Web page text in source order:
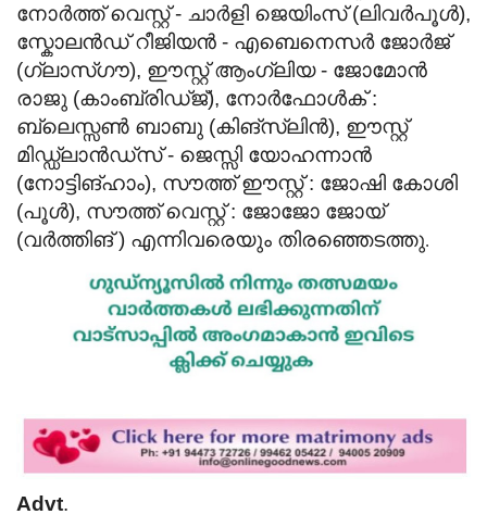
നോർത്ത് വെസ്റ്റ് - ചാർളി ജെയിംസ് (ലിവർപൂൾ),
സ്കോലൻഡ് റീജിയൻ - എബെനെസർ ജോർജ്
(ഗ്ലാസ്ഗൗ), ഈസ്റ്റ്‌ ആംഗ്ലിയ - ജോമോൻ
രാജു (കാംബ്രിഡ്ജ്), നോർഫോൾക് :
ബ്ലെസ്സൺ ബാബു (കിങ്സ്ലിൻ), ഈസ്റ്റ്‌
മിഡ്ഡ്ലാൻഡ്സ് - ജെസ്സി യോഹന്നാൻ
(നോട്ടിങ്ഹാം), സൗത്ത് ഈസ്റ്റ്‌ : ജോഷി കോശി
(പൂൾ), സൗത്ത് വെസ്റ്റ് : ജോജോ ജോയ്
(വർത്തിങ് ) എന്നിവരെയും തിരഞ്ഞെടത്തു.
Advt.